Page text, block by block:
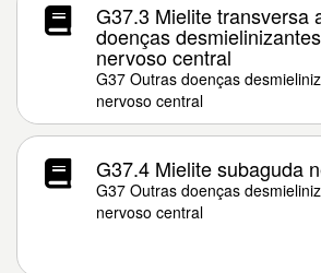
G37.3 Mielite transversa
doenças
nervoso central
G37 Outras doenças
nervoso central
G37.4 Mielite subaguda
G37 Outras doenças
nervoso central